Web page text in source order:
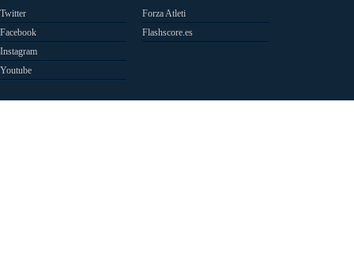
Twitter
Facebook
Instagram
Youtube
Forza Atleti
Flashscore.es